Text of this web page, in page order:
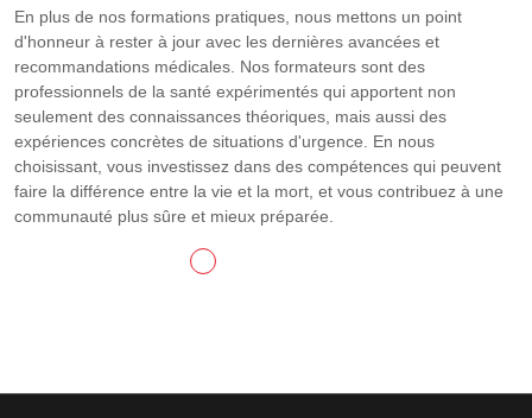
En plus de nos formations pratiques, nous mettons un point
d'honneur à rester à jour avec les dernières avancées et
recommandations médicales. Nos formateurs sont des
professionnels de la santé expérimentés qui apportent non
seulement des connaissances théoriques, mais aussi des
expériences concrètes de situations d'urgence. En nous
choisissant, vous investissez dans des compétences qui peuvent
faire la différence entre la vie et la mort, et vous contribuez à une
communauté plus sûre et mieux préparée.